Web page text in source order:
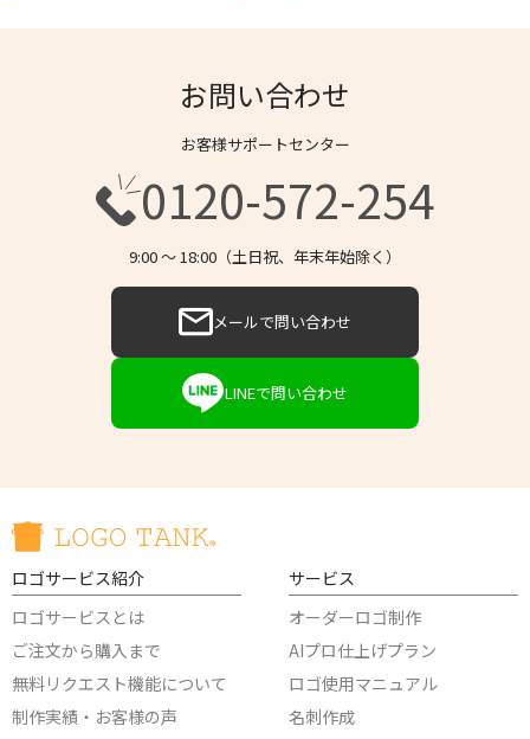
お問い合わせ
お客様サポートセンター
0120-572-254
9:00 〜 18:00（土日祝、年末年始除く）
メールで問い合わせ
LINEで問い合わせ
ロゴサービス紹介
ロゴサービスとは
ご注文から購入まで
無料リクエスト機能について
制作実績・お客様の声
サービス
オーダーロゴ制作
AIプロ仕上げプラン
ロゴ使用マニュアル
名刺作成